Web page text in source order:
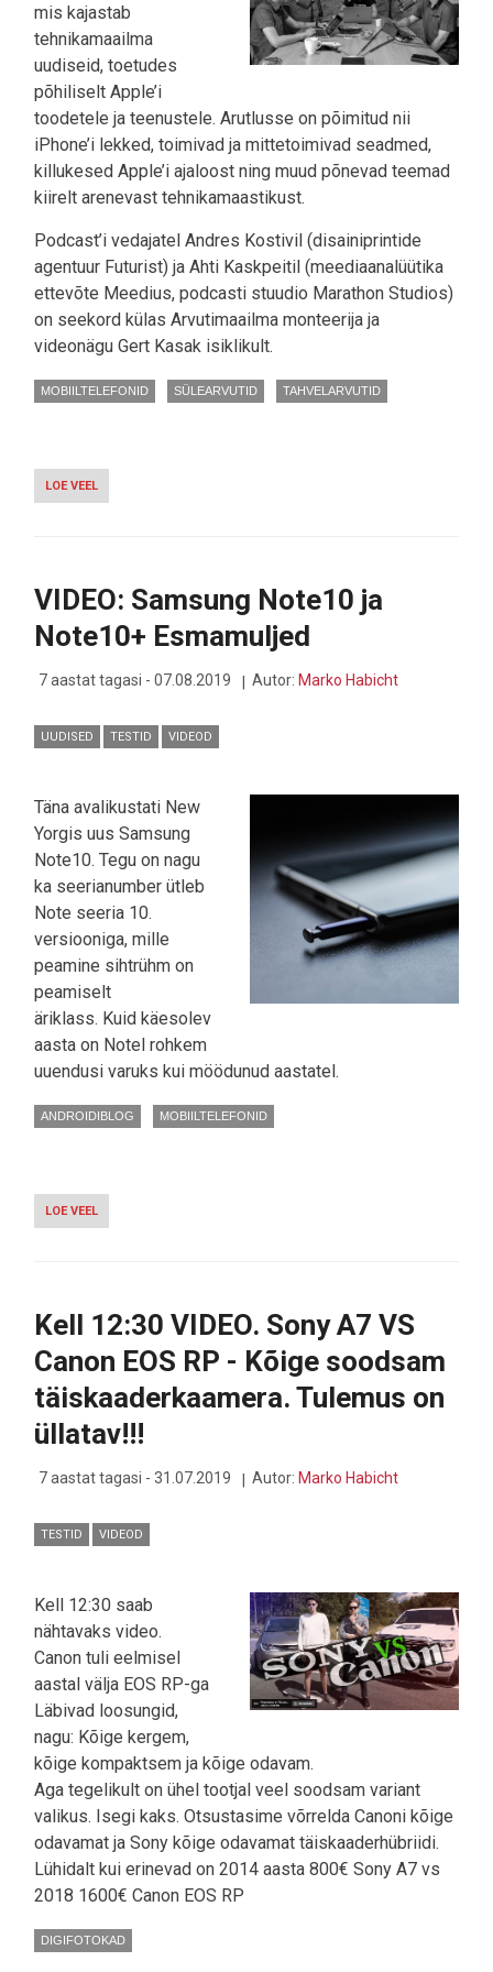
mis kajastab
tehnikamaailma
uudiseid, toetudes
põhiliselt Apple’i
toodetele ja teenustele. Arutlusse on põimitud nii
iPhone’i lekked, toimivad ja mittetoimivad seadmed,
killukesed Apple’i ajaloost ning muud põnevad teemad
kiirelt arenevast tehnikamaastikust.
Podcast’i vedajatel Andres Kostivil (disainiprintide
agentuur Futurist) ja Ahti Kaskpeitil (meediaanalüütika
ettevõte Meedius, podcasti stuudio Marathon Studios)
on seekord külas Arvutimaailma monteerija ja
videonägu Gert Kasak isiklikult.
MOBIILTELEFONID SÜLEARVUTID TAHVELARVUTID
LOE VEEL
ARVUTIMAAILM
VIDEO: Samsung Note10 ja
Note10+ Esmamuljed
7 aastat tagasi - 07.08.2019 Autor: Marko Habicht
UUDISED TESTID VIDEOD
Täna avalikustati New
Yorgis uus Samsung
Note10. Tegu on nagu
ka seerianumber ütleb
Note seeria 10.
versiooniga, mille
peamine sihtrühm on
peamiselt
äriklass. Kuid käesolev
aasta on Notel rohkem
uuendusi varuks kui möödunud aastatel.
ANDROIDIBLOG MOBIILTELEFONID
LOE VEEL
VIDEO:
ESMAMULJED
Kell 12:30 VIDEO. Sony A7 VS
Canon EOS RP - Kõige soodsam
täiskaaderkaamera. Tulemus on
üllatav!!!
7 aastat tagasi - 31.07.2019 Autor: Marko Habicht
TESTID VIDEOD
Kell 12:30 saab
nähtavaks video.
Canon tuli eelmisel
aastal välja EOS RP-ga
Läbivad loosungid,
nagu: Kõige kergem,
kõige kompaktsem ja kõige odavam.
Aga tegelikult on ühel tootjal veel soodsam variant
valikus. Isegi kaks. Otsustasime võrrelda Canoni kõige
odavamat ja Sony kõige odavamat täiskaaderhübriidi.
Lühidalt kui erinevad on 2014 aasta 800€ Sony A7 vs
2018 1600€ Canon EOS RP
DIGIFOTOKAD